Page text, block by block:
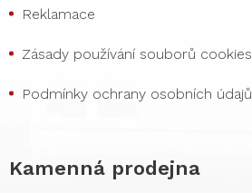
Reklamace
Zásady používání souborů cookies
Podmínky ochrany osobních údajů
Kamenná prodejna